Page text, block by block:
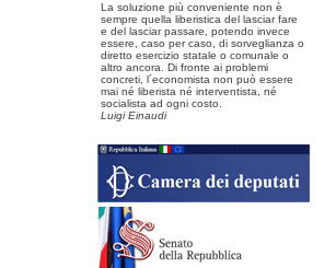
La soluzione più conveniente non è
sempre quella liberistica del lasciar fare
e del lasciar passare, potendo invece
essere, caso per caso, di sorveglianza o
diretto esercizio statale o comunale o
altro ancora. Di fronte ai problemi
concreti, l´economista non può essere
mai né liberista né interventista, né
socialista ad ogni costo.
Luigi Einaudi